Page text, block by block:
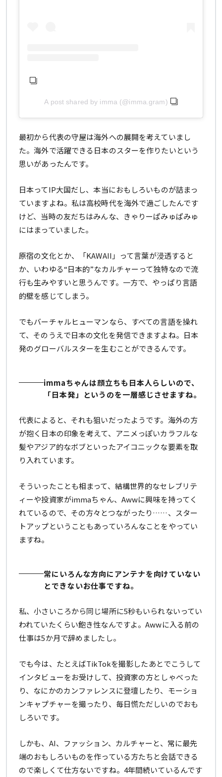
A post shared by imma (@imma.gram)
最初から代表の守屋は海外への展開を考えていまし
た。海外で活躍できる日本のスターを作りたいという
思いがあったんです。
日本ってIP大国だし、本当におもしろいものが詰まっ
ていますよね。私は高校時代を海外で過ごしたんです
けど、当時の友だちはみんな、きゃりーぱみゅぱみゅ
にはまっていました。
原宿の文化とか、「KAWAII」って言葉が浸透すると
か、いわゆる“日本的”なカルチャーって独特なので流
行も生みやすいと思うんです。一方で、やっぱり言語
的壁を感じてしまう。
でもバーチャルヒューマンなら、すべての言語を操れ
て、そのうえで日本の文化を発信できますよね。日本
発のグローバルスターを生むことができるんです。
immaちゃんは顔立ちも日本人らしいので、
「日本発」というのを一層感じさせますね。
代表によると、それも狙いだったようです。海外の方
が抱く日本の印象を考えて、アニメっぽいカラフルな
髪やアジア的なボブといったアイコニックな要素を取
り入れています。
そういったことも相まって、結構世界的なセレブリテ
ィーや投資家がimmaちゃん、Awwに興味を持ってく
れているので、その方々とつながったり……、スター
トアップということもあっていろんなことをやってい
ますね。
常にいろんな方向にアンテナを向けていない
とできないお仕事ですね。
私、小さいころから同じ場所に5秒もいられないってい
われていたくらい飽き性なんですよ。Awwに入る前の
仕事は5か月で辞めましたし。
でも今は、たとえばTikTokを撮影したあとでこうして
インタビューをお受けして、投資家の方としゃべった
り、なにかのカンファレンスに登壇したり、モーショ
ンキャプチャーを撮ったり、毎日慌ただしいのでおも
しろいです。
しかも、AI、ファッション、カルチャーと、常に最先
端のおもしろいものを作っている方たちと会話できる
ので楽しくて仕方ないですね。4年間続いているんです